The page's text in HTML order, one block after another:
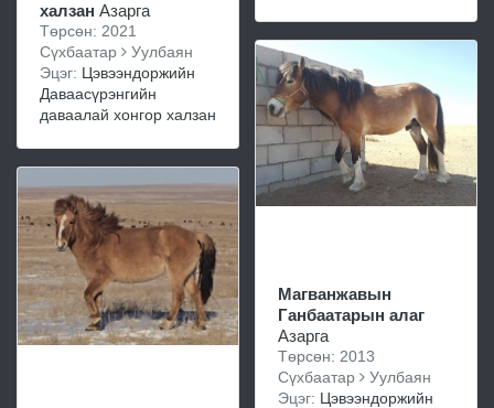
халзан Азарга
Төрсөн: 2021
Сүхбаатар
Уулбаян
Эцэг: Цэвээндоржийн
Даваасүрэнгийн
даваалай хонгор халзан
Магванжавын
Ганбаатарын алаг
Азарга
Төрсөн: 2013
Сүхбаатар
Уулбаян
Эцэг: Цэвээндоржийн